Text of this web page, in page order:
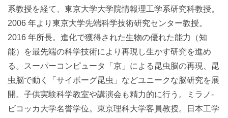
系教授を経て、東京大学大学院情報理工学系研究科教授。
2006 年より東京大学先端科学技術研究センター教授。
2016 年所長。進化で獲得された生物の優れた能力（知
能）を最先端の科学技術により再現し生かす研究を進め
る。スーパーコンピュータ「京」による昆虫脳の再現、昆
虫脳で動く「サイボーグ昆虫」などユニークな脳研究を展
開。子供実験科学教室や講演会も精力的に行う。ミラノ-
ビコッカ大学名誉学位。東京理科大学客員教授。日本工学